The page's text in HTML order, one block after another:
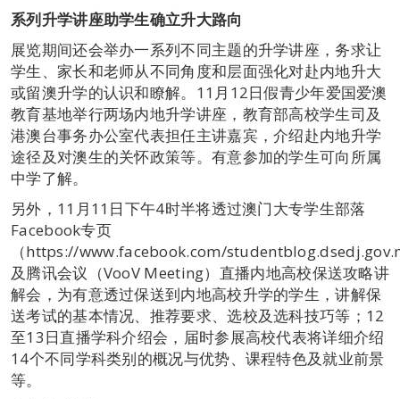
系列升学讲座助学生确立升大路向
展览期间还会举办一系列不同主题的升学讲座，务求让
学生、家长和老师从不同角度和层面强化对赴内地升大
或留澳升学的认识和瞭解。11月12日假青少年爱国爱澳
教育基地举行两场内地升学讲座，教育部高校学生司及
港澳台事务办公室代表担任主讲嘉宾，介绍赴内地升学
途径及对澳生的关怀政策等。有意参加的学生可向所属
中学了解。
另外，11月11日下午4时半将透过澳门大专学生部落
Facebook专页
（https://www.facebook.com/
及腾讯会议（VooV Meeting）直播内地高校保送攻略讲
解会，为有意透过保送到内地高校升学的学生，讲解保
送考试的基本情况、推荐要求、选校及选科技巧等；12
至13日直播学科介绍会，届时参展高校代表将详细介绍
14个不同学科类别的概况与优势、课程特色及就业前景
等。